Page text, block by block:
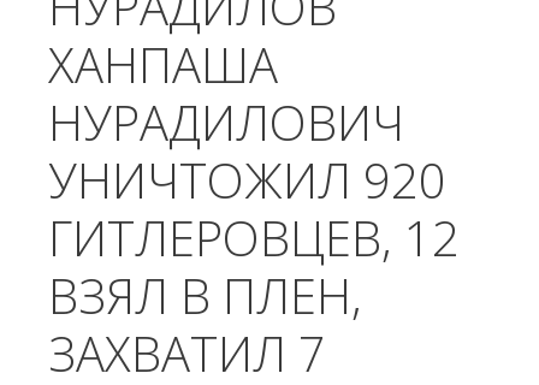
ХАНПАША
НУРАДИЛОВИЧ
УНИЧТОЖИЛ 920
ГИТЛЕРОВЦЕВ, 12
ВЗЯЛ В ПЛЕН,
ЗАХВАТИЛ 7